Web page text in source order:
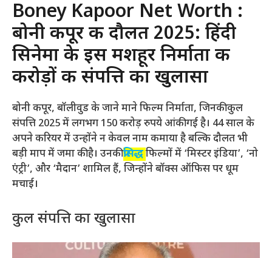
Boney Kapoor Net Worth :
बोनी कपूर की दौलत 2025: हिंदी
सिनेमा के इस मशहूर निर्माता की
करोड़ों की संपत्ति का खुलासा
बोनी कपूर, बॉलीवुड के जाने माने फिल्म निर्माता, जिनकी कुल
संपत्ति 2025 में लगभग 150 करोड़ रुपये आंकी गई है। 44 साल के
अपने करियर में उन्होंने न केवल नाम कमाया है बल्कि दौलत भी
बड़ी माप में जमा की है। उनकीप्रसिद्धफिल्मों में ‘मिस्टर इंडिया’, ‘नो
एंट्री’, और ‘मैदान’ शामिल हैं, जिन्होंने बॉक्स ऑफिस पर धूम
मचाई।
कुल संपत्ति का खुलासा